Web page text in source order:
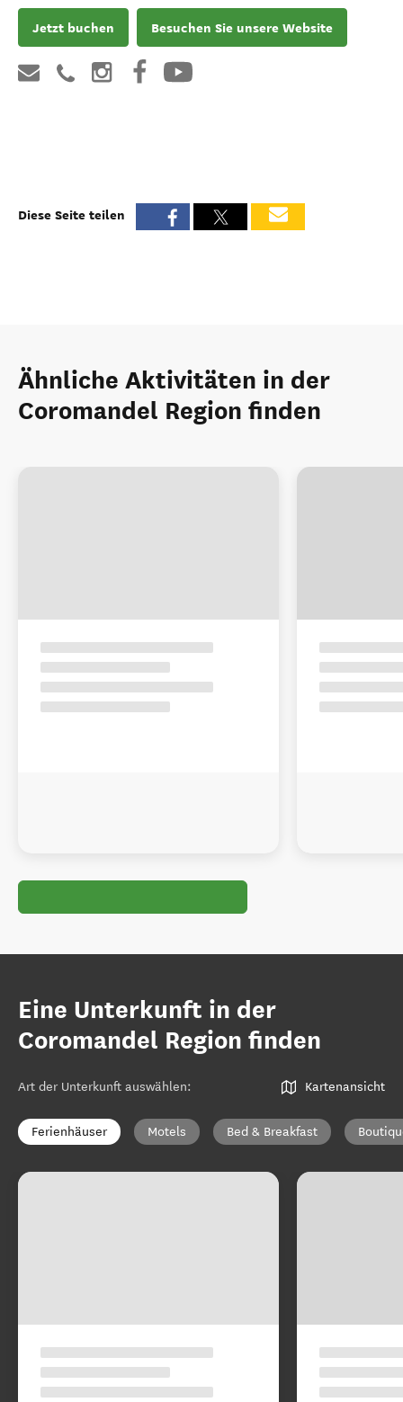
Jetzt buchen Besuchen Sie unsere Website
Diese Seite teilen
Ähnliche Aktivitäten in der
Coromandel Region finden
Eine Unterkunft in der
Coromandel Region finden
Art der Unterkunft auswählen: Kartenansicht
Ferienhäuser Motels Bed & Breakfast